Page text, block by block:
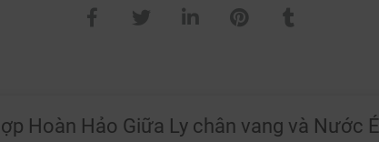
Hoàn Hảo Giữa Ly chân vang và Nước